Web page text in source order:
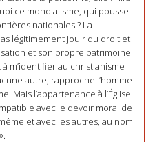
ce mondialisme, qui pousse
nationales ? La
légitimement jouir du droit et
et son propre patrimoine
m’identifier au christianisme
autre, rapproche l’homme
Mais l’appartenance à l’Église
avec le devoir moral de
et avec les autres, au nom